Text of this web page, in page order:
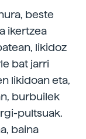
beste
ikertzea
likidoz
bat jarri
likidoan eta,
burbuilek
pultsuak.
baina